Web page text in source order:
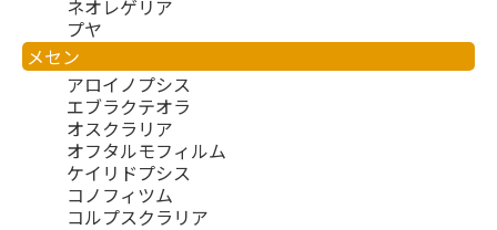
ネオレゲリア
プヤ
メセン
アロイノプシス
エブラクテオラ
オスクラリア
オフタルモフィルム
ケイリドプシス
コノフィツム
コルプスクラリア